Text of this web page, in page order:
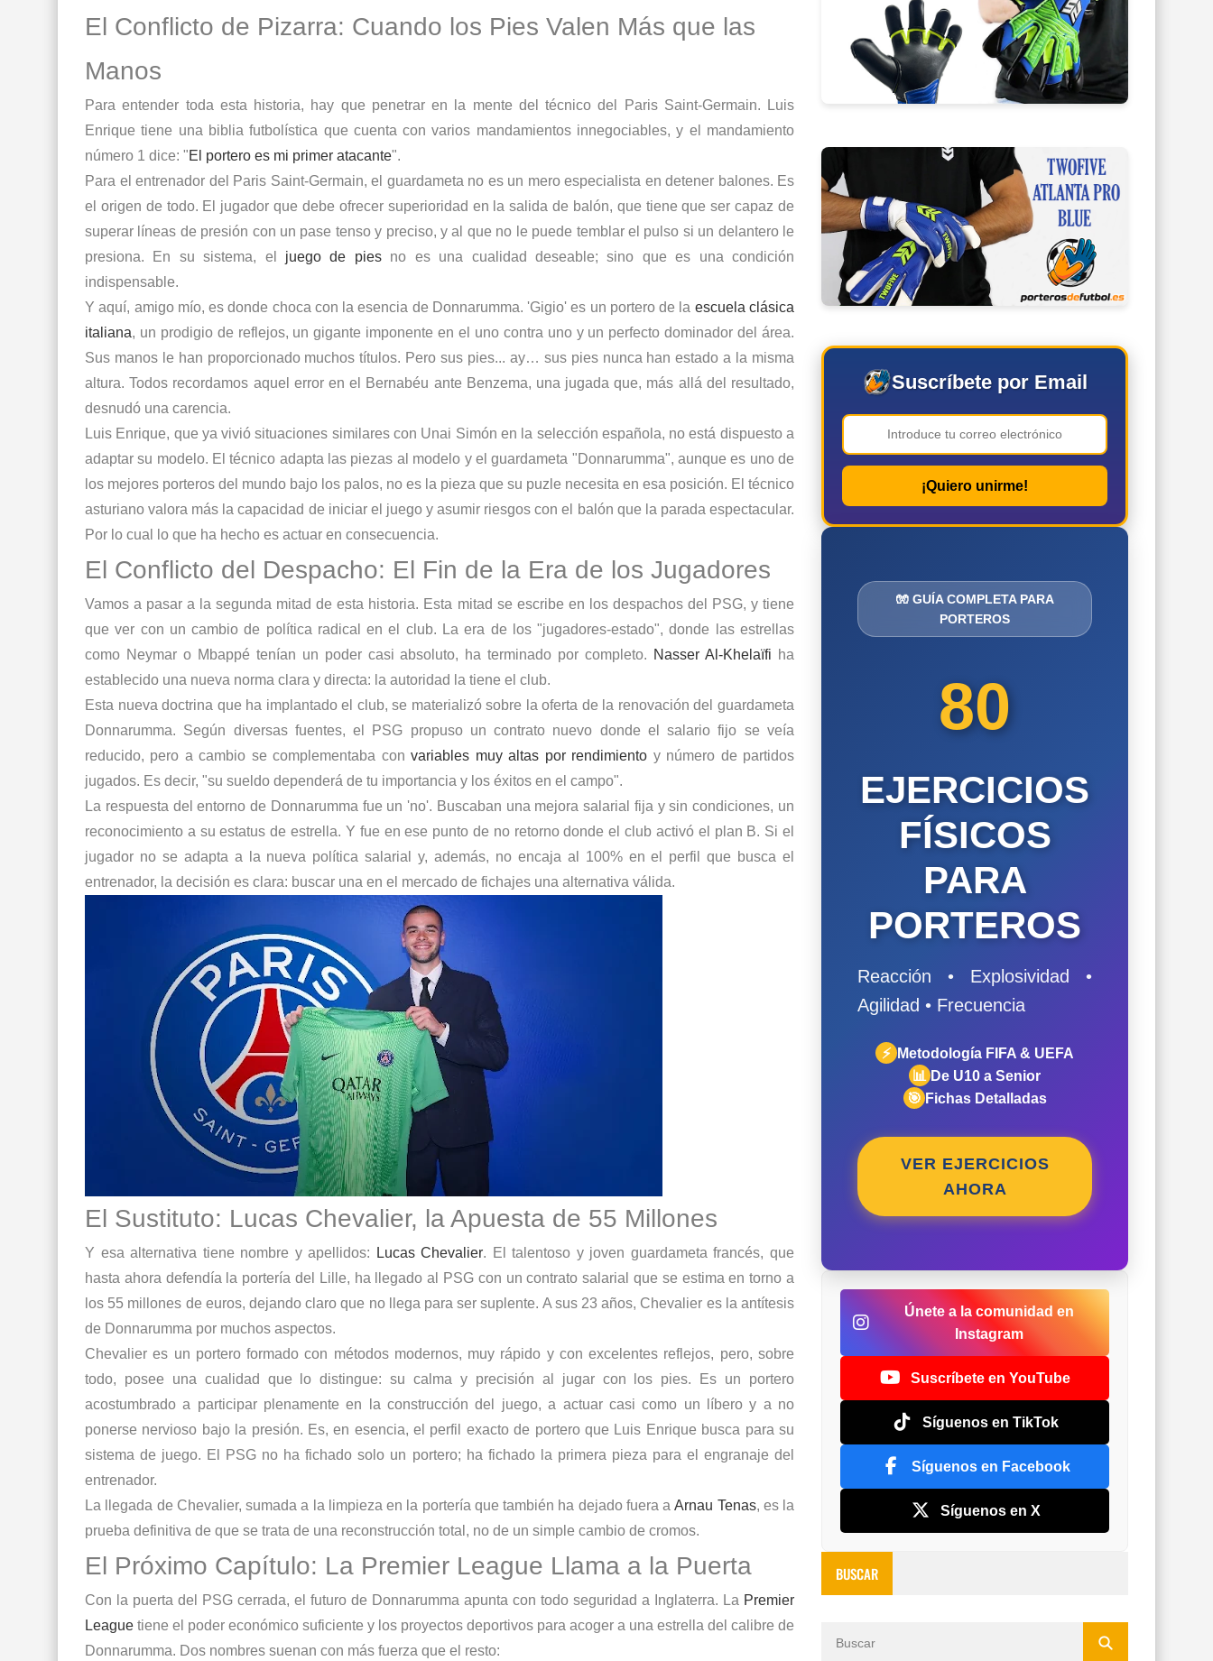
El Conflicto de Pizarra: Cuando los Pies Valen Más que las
Manos
Para entender toda esta historia, hay que penetrar en la mente del técnico del Paris Saint-Germain. Luis
Enrique tiene una biblia futbolística que cuenta con varios mandamientos innegociables, y el mandamiento
número 1 dice: "El portero es mi primer atacante".
Para el entrenador del Paris Saint-Germain, el guardameta no es un mero especialista en detener balones. Es
el origen de todo. El jugador que debe ofrecer superioridad en la salida de balón, que tiene que ser capaz de
superar líneas de presión con un pase tenso y preciso, y al que no le puede temblar el pulso si un delantero le
presiona. En su sistema, el juego de piesno es una cualidad deseable; sino que es una condición
indispensable.
Y aquí, amigo mío, es donde choca con la esencia de Donnarumma. 'Gigio' es un portero de la escuela clásica
italiana, un prodigio de reflejos, un gigante imponente en el uno contra uno y un perfecto dominador del área.
Sus manos le han proporcionado muchos títulos. Pero sus pies... ay… sus pies nunca han estado a la misma
altura. Todos recordamos aquel error en el Bernabéu ante Benzema, una jugada que, más allá del resultado,
desnudó una carencia.
Luis Enrique, que ya vivió situaciones similares con Unai Simón en la selección española, no está dispuesto a
adaptar su modelo. El técnico adapta las piezas al modelo y el guardameta "Donnarumma", aunque es uno de
los mejores porteros del mundo bajo los palos, no es la pieza que su puzle necesita en esa posición. El técnico
asturiano valora más la capacidad de iniciar el juego y asumir riesgos con el balón que la parada espectacular.
Por lo cual lo que ha hecho es actuar en consecuencia.
El Conflicto del Despacho: El Fin de la Era de los Jugadores
Vamos a pasar a la segunda mitad de esta historia. Esta mitad se escribe en los despachos del PSG, y tiene
que ver con un cambio de política radical en el club. La era de los "jugadores-estado", donde las estrellas
como Neymar o Mbappé tenían un poder casi absoluto, ha terminado por completo. Nasser Al-Khelaïfi ha
establecido una nueva norma clara y directa: la autoridad la tiene el club.
Esta nueva doctrina que ha implantado el club, se materializó sobre la oferta de la renovación del guardameta
Donnarumma. Según diversas fuentes, el PSG propuso un contrato nuevo donde el salario fijo se veía
reducido, pero a cambio se complementaba convariables muy altas por rendimiento y número de partidos
jugados. Es decir, "su sueldo dependerá de tu importancia y los éxitos en el campo".
La respuesta del entorno de Donnarumma fue un 'no'. Buscaban una mejora salarial fija y sin condiciones, un
reconocimiento a su estatus de estrella. Y fue en ese punto de no retorno donde el club activó el plan B. Si el
jugador no se adapta a la nueva política salarial y, además, no encaja al 100% en el perfil que busca el
entrenador, la decisión es clara: buscar una en el mercado de fichajes una alternativa válida.
El Sustituto: Lucas Chevalier, la Apuesta de 55 Millones
Y esa alternativa tiene nombre y apellidos: Lucas Chevalier. El talentoso y joven guardameta francés, que
hasta ahora defendía la portería del Lille, ha llegado al PSG con un contrato salarial que se estima en torno a
los 55 millones de euros, dejando claro que no llega para ser suplente. A sus 23 años, Chevalier es la antítesis
de Donnarumma por muchos aspectos.
Chevalier es un portero formado con métodos modernos, muy rápido y con excelentes reflejos, pero, sobre
todo, posee una cualidad que lo distingue: su calma y precisión al jugar con los pies. Es un portero
acostumbrado a participar plenamente en la construcción del juego, a actuar casi como un líbero y a no
ponerse nervioso bajo la presión. Es, en esencia, el perfil exacto de portero que Luis Enrique busca para su
sistema de juego. El PSG no ha fichado solo un portero; ha fichado la primera pieza para el engranaje del
entrenador.
La llegada de Chevalier, sumada a la limpieza en la portería que también ha dejado fuera aArnau Tenas, es la
prueba definitiva de que se trata de una reconstrucción total, no de un simple cambio de cromos.
El Próximo Capítulo: La Premier League Llama a la Puerta
Con la puerta del PSG cerrada, el futuro de Donnarumma apunta con todo seguridad a Inglaterra. La Premier
League tiene el poder económico suficiente y los proyectos deportivos para acoger a una estrella del calibre de
Donnarumma. Dos nombres suenan con más fuerza que el resto:
Suscríbete por Email
¡Quiero unirme!
🧤 GUÍA COMPLETA PARA
PORTEROS
80
EJERCICIOS
FÍSICOS
PARA
PORTEROS
Reacción • Explosividad •
Agilidad • Frecuencia
⚡ Metodología FIFA & UEFA
📊 De U10 a Senior
🎯 Fichas Detalladas
VER EJERCICIOS
AHORA
Únete a la comunidad en
Instagram
Suscríbete en YouTube
Síguenos en TikTok
Síguenos en Facebook
Síguenos en X
BUSCAR